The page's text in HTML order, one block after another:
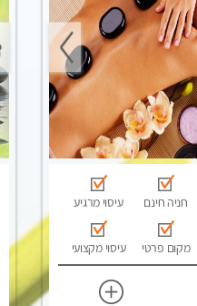
חניה חינם עיסוי מרגיע
מקום פרטי עיסוי מקצועי